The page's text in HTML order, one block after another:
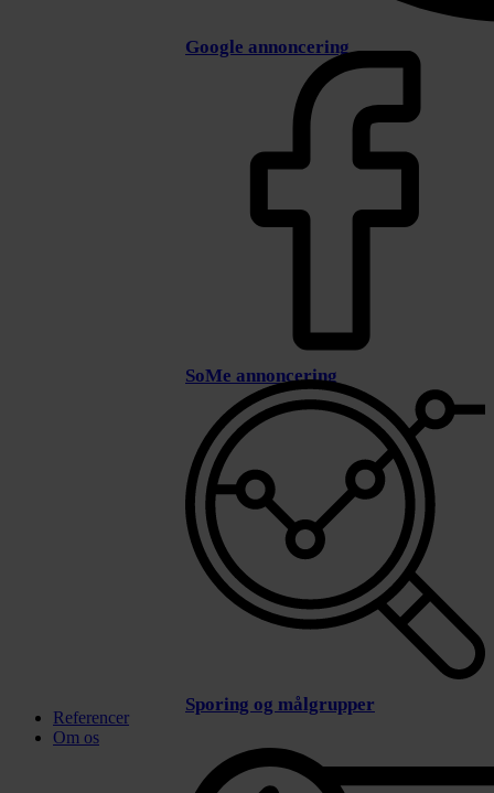
Google annoncering
SoMe annoncering
Sporing og målgrupper
Referencer
Om os